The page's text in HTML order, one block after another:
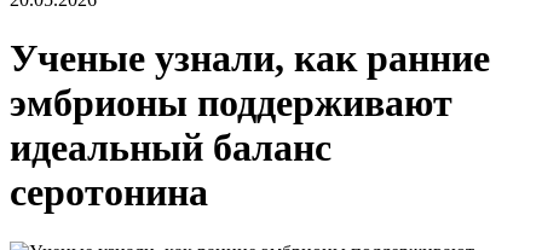
Ученые узнали, как ранние
эмбрионы поддерживают
идеальный баланс
серотонина